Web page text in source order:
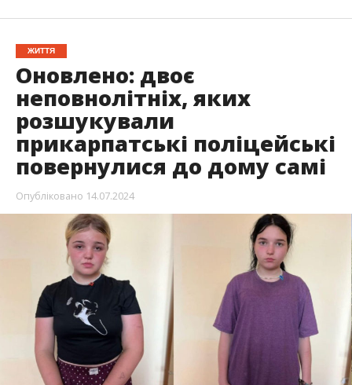
ЖИТТЯ
Оновлено: двоє
неповнолітніх, яких
розшукували
прикарпатські поліцейські
повернулися до дому самі
Опубліковано 14.07.2024